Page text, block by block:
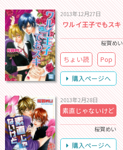
2013年12月27日
ワルイ王子でもスキ
桜賀めい
ちょい読
Pop
購入ページへ
2013年2月28日
素直じゃないけど
桜賀めい
購入ページへ